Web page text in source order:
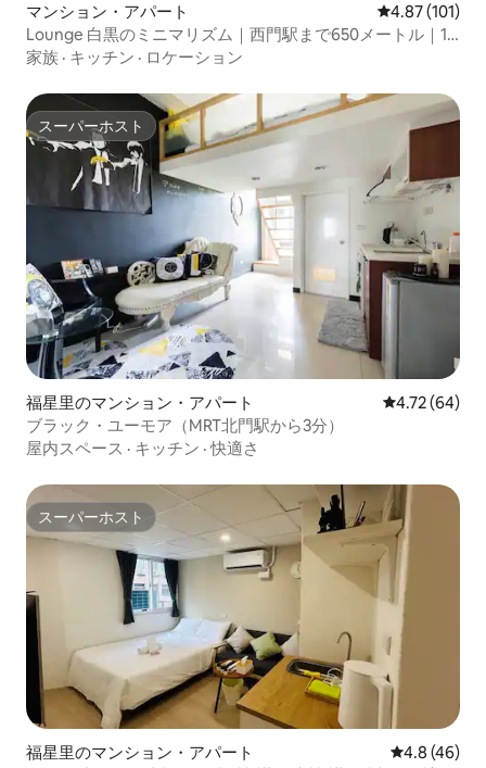
マンション・アパート レビュー101
4.87 (101)
Lounge 白黒のミニマリズム｜西門駅まで650メートル｜1
階はバリアフリー｜2寝室2トイレ、最大6名様までご宿泊可
家族 · キッチン · ロケーション
スーパーホスト
スーパーホスト
福星里のマンション・アパート レビュー64
4.72 (64)
ブラック・ユーモア（MRT北門駅から3分）
屋内スペース · キッチン ·快適さ
スーパーホスト
スーパーホスト
福星里のマンション・アパート レビュー46
4.8 (46)